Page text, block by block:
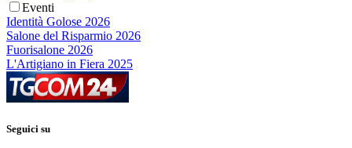
Eventi
Identità Golose 2026
Salone del Risparmio 2026
Fuorisalone 2026
L'Artigiano in Fiera 2025
Seguici su